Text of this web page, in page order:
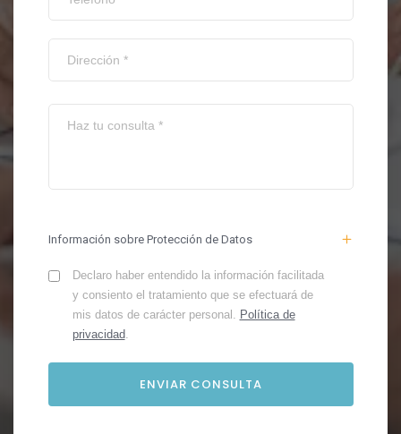
Información sobre Protección de Datos
Declaro haber entendido la información facilitada
y consiento el tratamiento que se efectuará de
mis datos de carácter personal. Política de
privacidad.